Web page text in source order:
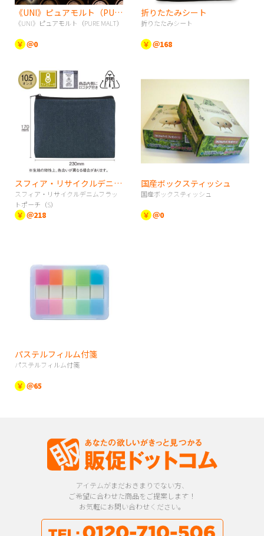
《UNI》ピュアモルト（PURE MALT）
《UNI》ピュアモルト（PURE MALT）
￥ ＠0
折りたたみシート
折りたたみシート
￥ ＠168
スフィア・リサイクルデニムフラットポーチ（S）
スフィア・リサイクルデニムフラッ
トポーチ（S）
￥ ＠218
国産ボックスティッシュ
国産ボックスティッシュ
￥ ＠0
パステルフィルム付箋
パステルフィルム付箋
￥ ＠65
アイテムがまだおきまりでない方、
ご希望に合わせた商品をご提案します！
お気軽にお問い合わせください。